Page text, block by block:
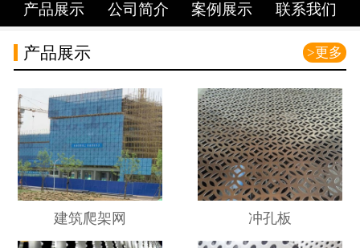
荣誉资质
产品展示
公司简介 案例展示 联系我们
>更多
产品展示
建筑爬架网 冲孔板